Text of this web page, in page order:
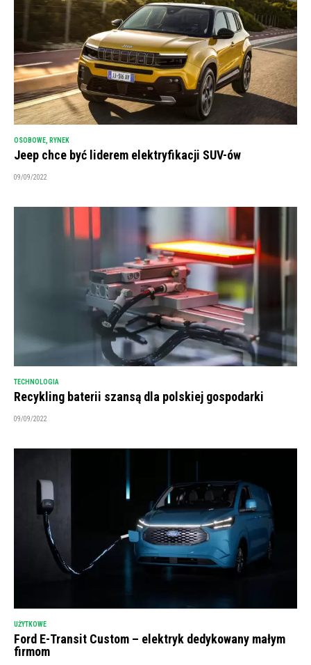
OSOBOWE RYNEK
Jeep chce być liderem elektryfikacji SUV-ów
09/09/2022
TECHNOLOGIA
Recykling baterii szansą dla polskiej gospodarki
09/09/2022
UŻYTKOWE
Ford E-Transit Custom – elektryk dedykowany małym
firmom